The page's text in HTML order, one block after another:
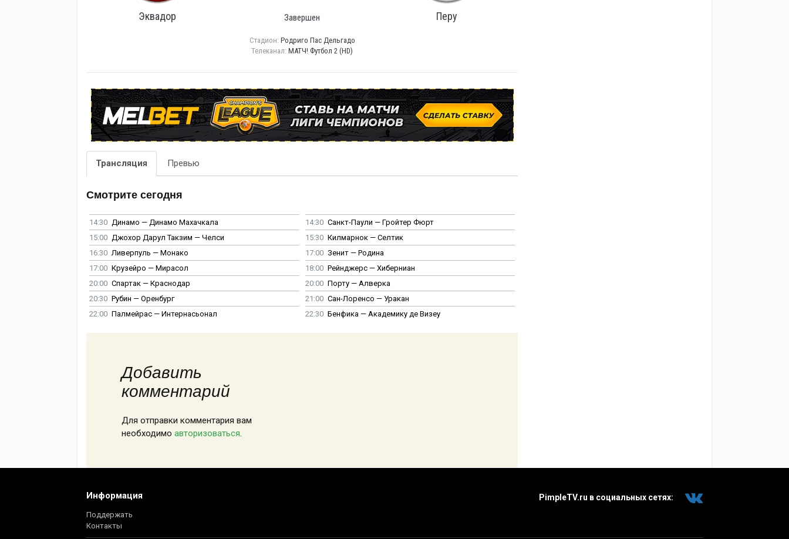
Эквадор Завершен Перу
Стадион: Родриго Пас Дельгадо
Телеканал: МАТЧ! Футбол 2 (HD)
Трансляция Превью
Смотрите сегодня
14:30 Динамо — Динамо Махачкала 14:30 Санкт-Паули — Гройтер Фюрт
15:00 Джохор Дарул Такзим — Челси 15:30 Килмарнок — Селтик
16:30 Ливерпуль — Монако 17:00 Зенит — Родина
17:00 Крузейро — Мирасол 18:00 Рейнджерс — Хиберниан
20:00 Спартак — Краснодар 20:00 Порту — Алверка
20:30 Рубин — Оренбург 21:00 Сан-Лоренсо — Уракан
22:00 Палмейрас — Интернасьонал 22:30 Бенфика — Академику де Визеу
Добавить
комментарий
Для отправки комментария вам
необходимо авторизоваться.
Информация
Поддержать
Контакты
PimpleTV.ru в социальных сетях: